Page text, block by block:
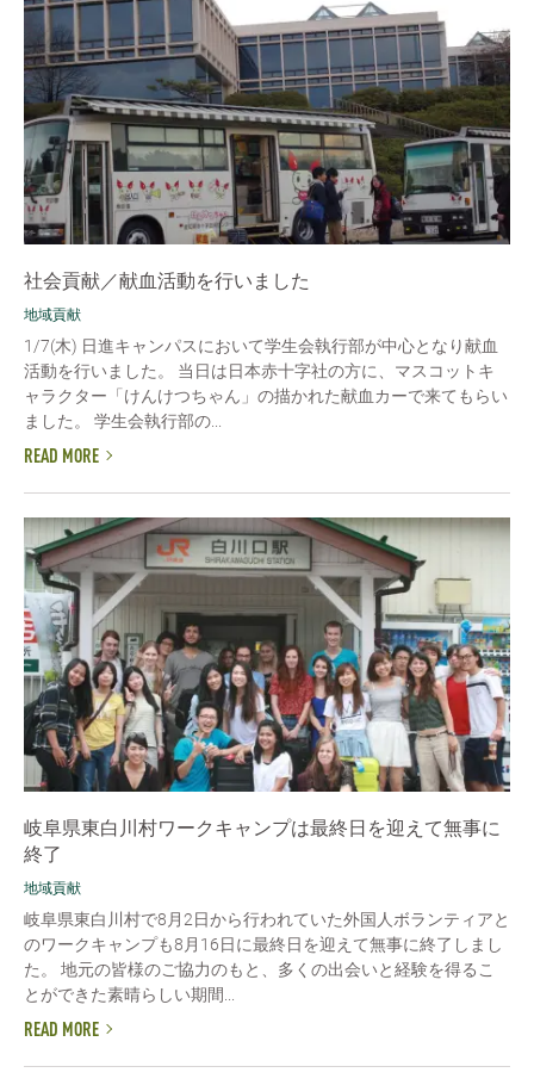
社会貢献／献血活動を行いました
地域貢献
1/7(木) 日進キャンパスにおいて学生会執行部が中心となり献血
活動を行いました。 当日は日本赤十字社の方に、マスコットキ
ャラクター「けんけつちゃん」の描かれた献血カーで来てもらい
ました。 学生会執行部の...
READ MORE
岐阜県東白川村ワークキャンプは最終日を迎えて無事に
終了
地域貢献
岐阜県東白川村で8月2日から行われていた外国人ボランティアと
のワークキャンプも8月16日に最終日を迎えて無事に終了しまし
た。 地元の皆様のご協力のもと、多くの出会いと経験を得るこ
とができた素晴らしい期間...
READ MORE